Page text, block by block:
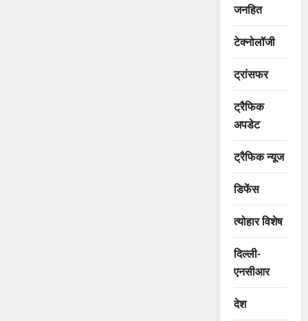
जनहित
टेक्नोलॉजी
ट्रांसफर
ट्रैफिक
अपडेट
ट्रैफिक न्यूज
डिफेंस
त्योहार विशेष
दिल्ली-
एनसीआर
देश